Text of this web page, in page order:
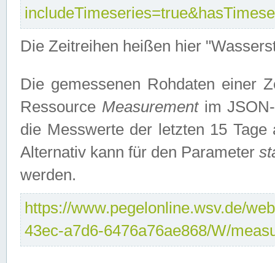
Die Zeitreihen heißen hier
Die gemessenen Rohdaten einer
Ressource Measurementim JSON-
die Messwerte der letzten 15
Alternativ kann für den Parameter
werden.
https://www.pegelonline.wsv.de/
43ec-a7d6-6476a76ae868/W/